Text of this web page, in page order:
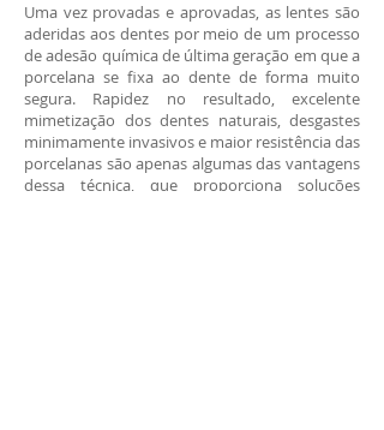
Uma vez provadas e aprovadas, as lentes são
aderidas aos dentes por meio de um processo
de adesão química de última geração em que a
porcelana se fixa ao dente de forma muito
segura. Rapidez no resultado, excelente
mimetização dos dentes naturais, desgastes
minimamente invasivos e maior resistência das
porcelanas são apenas algumas das vantagens
dessa técnica, que proporciona soluções